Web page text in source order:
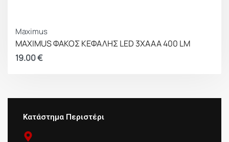
Maximus
MAXIMUS ΦΑΚΟΣ ΚΕΦΑΛΗΣ LED 3XAAA 400 LM
19.00€
Κατάστημα Περιστέρι